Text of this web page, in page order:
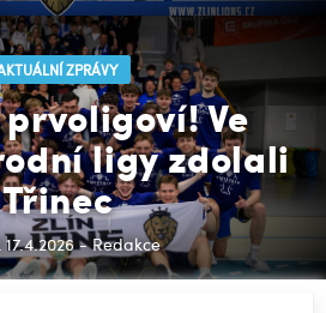
ZPRÁVY
Ve
ligy zdolali
Třinec
- Redakce